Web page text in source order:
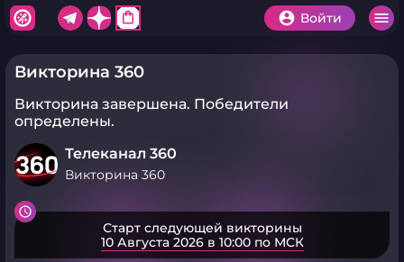
shopping_bag Войти
Викторина 360
Викторина завершена. Победители
определены.
Телеканал 360
Викторина 360
Старт следующей викторины
10 Августа 2026 в 10:00 по МСК